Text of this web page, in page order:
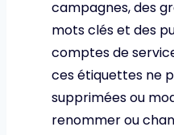
campagnes, des
mots clés et des
comptes de
ces étiquettes ne
supprimées ou
renommer ou